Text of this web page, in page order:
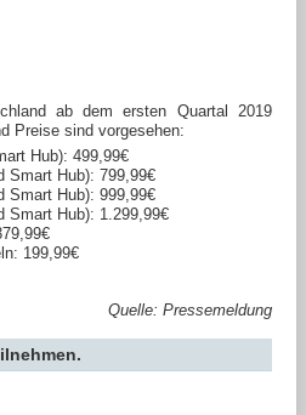
ab dem ersten Quartal 2019
Preise sind vorgesehen:
Hub): 499,99€
Smart Hub): 799,99€
Smart Hub): 999,99€
Smart Hub): 1.299,99€
199,99€
Quelle: Pressemeldung